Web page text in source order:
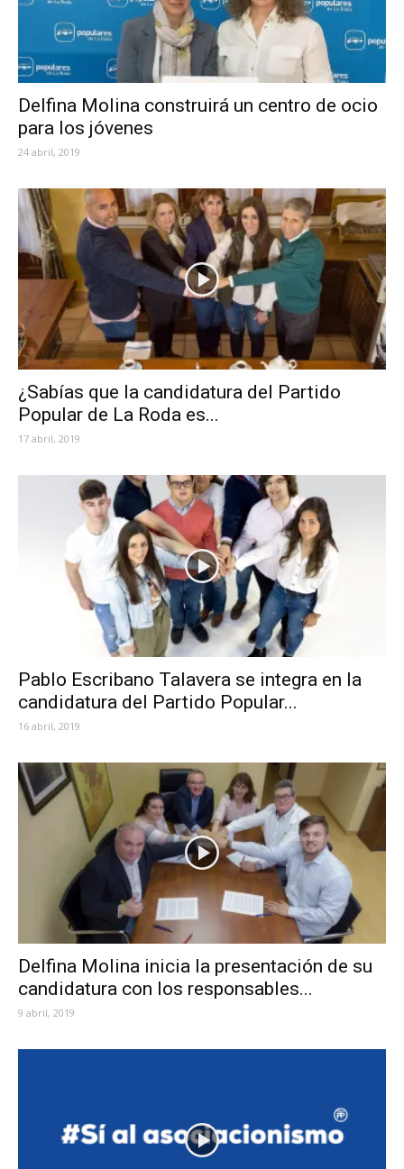
Delfina Molina construirá un centro de ocio
para los jóvenes
24 abril, 2019
¿Sabías que la candidatura del Partido
Popular de La Roda es...
17 abril, 2019
Pablo Escribano Talavera se integra en la
candidatura del Partido Popular...
16 abril, 2019
Delfina Molina inicia la presentación de su
candidatura con los responsables...
9 abril, 2019